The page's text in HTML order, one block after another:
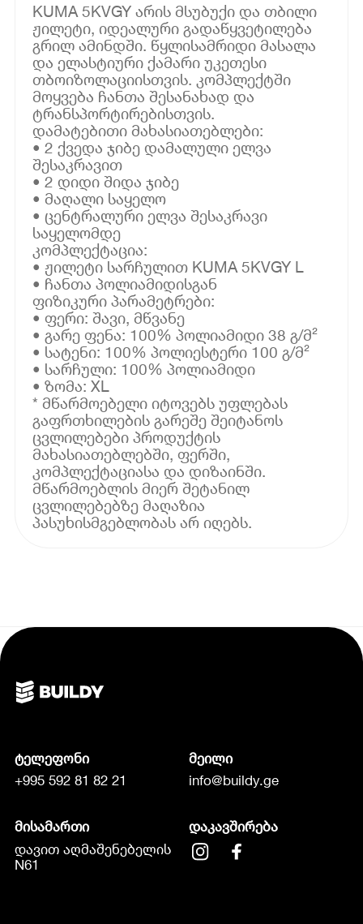
KUMA 5KVGY არის მსუბუქი და თბილი
ჟილეტი, იდეალური გადაწყვეტილება
გრილ ამინდში. წყლისამრიდი მასალა
და ელასტიური ქამარი უკეთესი
თბოიზოლაციისთვის. კომპლექტში
მოყვება ჩანთა შესანახად და
ტრანსპორტირებისთვის.
დამატებითი მახასიათებლები:
• 2 ქვედა ჯიბე დამალული ელვა
შესაკრავით
• 2 დიდი შიდა ჯიბე
• მაღალი საყელო
• ცენტრალური ელვა შესაკრავი
საყელომდე
კომპლექტაცია:
• ჟილეტი სარჩულით KUMA 5KVGY L
• ჩანთა პოლიამიდისგან
ფიზიკური პარამეტრები:
• ფერი: შავი, მწვანე
• გარე ფენა: 100% პოლიამიდი 38 გ/მ²
• სატენი: 100% პოლიესტერი 100 გ/მ²
• სარჩული: 100% პოლიამიდი
• ზომა: XL
* მწარმოებელი იტოვებს უფლებას
გაფრთხილების გარეშე შეიტანოს
ცვლილებები პროდუქტის
მახასიათებლებში, ფერში,
კომპლექტაციასა და დიზაინში.
მწარმოებლის მიერ შეტანილ
ცვლილებებზე მაღაზია
პასუხისმგებლობას არ იღებს.
ტელეფონი
+995 592 81 82 21
მეილი
info@buildy.ge
მისამართი
დავით აღმაშენებელის
N61
დაკავშირება